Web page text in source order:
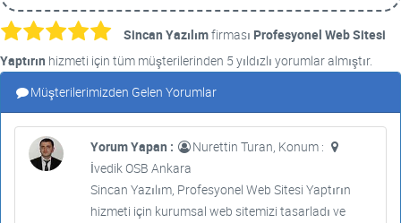
Sincan Yazılımfirması Profesyonel Web Sitesi
Yaptırın hizmeti için tüm müşterilerinden 5 yıldızlı yorumlar almıştır.
Müşterilerimizden Gelen Yorumlar
Yorum Yapan :
Nurettin Turan, Konum :
İvedik OSB Ankara
Sincan Yazılım, Profesyonel Web Sitesi Yaptırın
hizmeti için kurumsal web sitemizi tasarladı ve